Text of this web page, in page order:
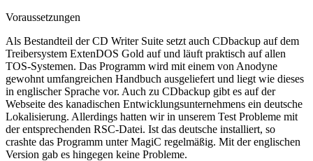
Voraussetzungen
Als Bestandteil der CD Writer Suite setzt auch CDbackup auf dem
Treibersystem ExtenDOS Gold auf und läuft praktisch auf allen
TOS-Systemen. Das Programm wird mit einem von Anodyne
gewohnt umfangreichen Handbuch ausgeliefert und liegt wie dieses
in englischer Sprache vor. Auch zu CDbackup gibt es auf der
Webseite des kanadischen Entwicklungsunternehmens ein deutsche
Lokalisierung. Allerdings hatten wir in unserem Test Probleme mit
der entsprechenden RSC-Datei. Ist das deutsche installiert, so
crashte das Programm unter MagiC regelmäßig. Mit der englischen
Version gab es hingegen keine Probleme.